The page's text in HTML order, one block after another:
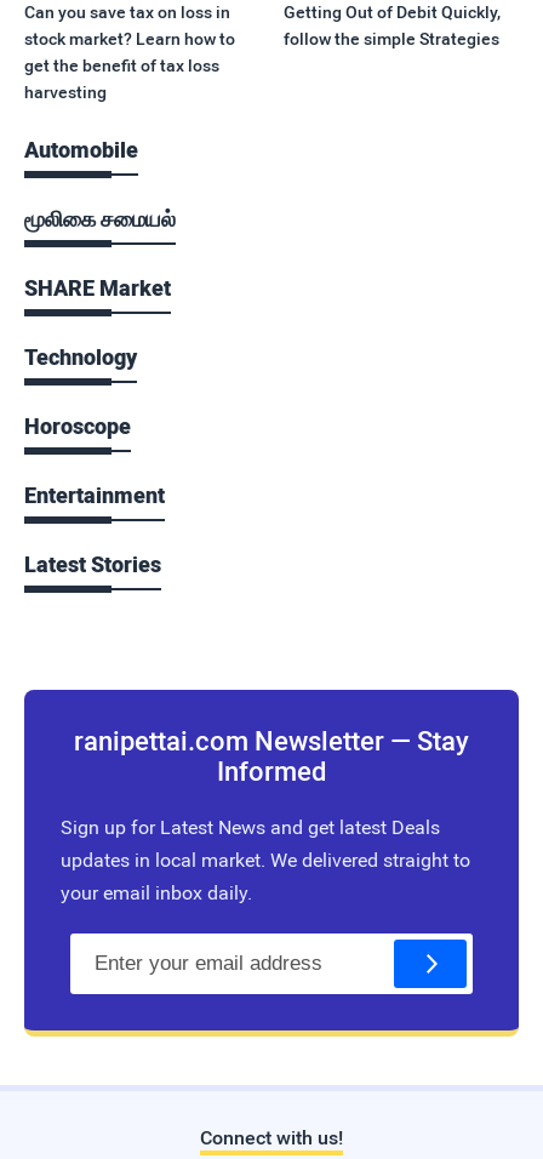
Can you save tax on loss in
stock market? Learn how to
get the benefit of tax loss
harvesting
Getting Out of Debit Quickly,
follow the simple Strategies
Automobile
மூலிகை சமையல்
SHARE Market
Technology
Horoscope
Entertainment
Latest Stories
ranipettai.com Newsletter — Stay
Informed
Sign up for Latest News and get latest Deals
updates in local market. We delivered straight to
your email inbox daily.
l
Live Traffic FeedConnect with us!